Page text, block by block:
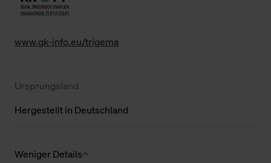
www.gk-info.eu/trigema
Ursprungsland
Hergestellt in Deutschland
Weniger Details